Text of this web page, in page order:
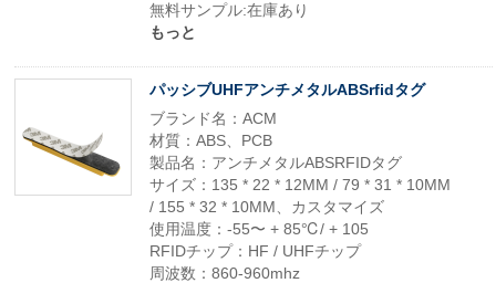
無料サンプル:在庫あり
もっと
パッシブUHFアンチメタルABSrfidタグ
ブランド名：ACM
材質：ABS、PCB
製品名：アンチメタルABSRFIDタグ
サイズ：135 * 22 * 12MM / 79 * 31 * 10MM
/ 155 * 32 * 10MM、カスタマイズ
使用温度：-55〜 + 85℃/ + 105
RFIDチップ：HF / UHFチップ
周波数：860-960mhz